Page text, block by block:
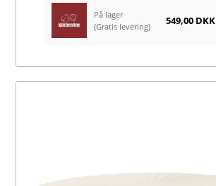
På lager
(Gratis levering)
549,00 DKK